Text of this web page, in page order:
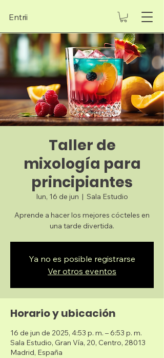
Entrii
Taller de
mixología para
principiantes
lun, 16 de jun
  |
Sala Estudio
Aprende a hacer los mejores cócteles en
una tarde divertida.
Ya no es posible registrarse
Ver otros eventos
Horario y ubicación
16 de jun de 2025, 4:53 p. m. – 6:53 p. m.
Sala Estudio, Gran Vía, 20, Centro, 28013
Madrid, España